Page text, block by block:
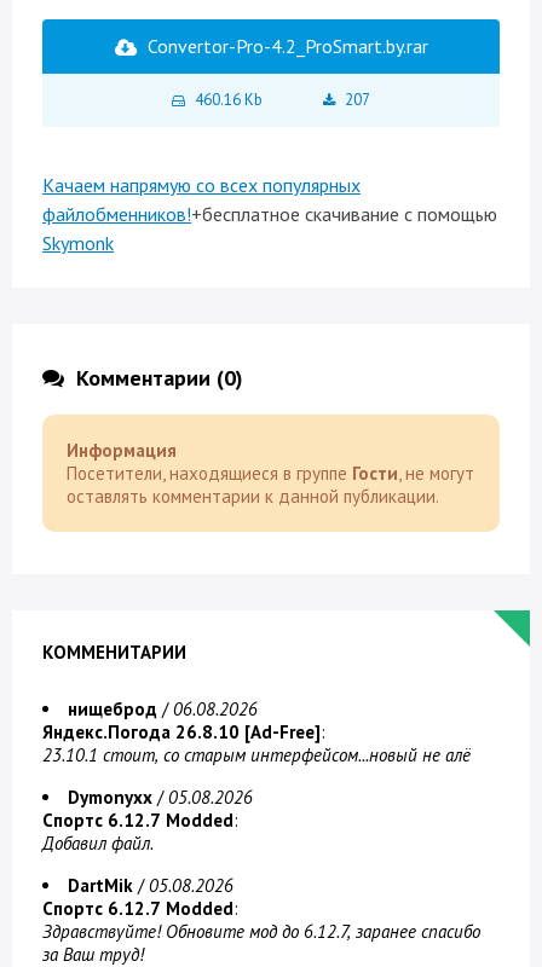
Convertor-Pro-4.2_ProSmart.by.rar
460.16 Kb 207
Качаем напрямую со всех популярных
файлобменников!+бесплатное скачивание с помощью
Skymonk
Комментарии (0)
Информация
Посетители, находящиеся в группе Гости, не могут
оставлять комментарии к данной публикации.
КОММЕНИТАРИИ
нищеброд /06.08.2026
Яндекс.Погода 26.8.10 [Ad-Free]:
23.10.1 стоит, со старым интерфейсом...новый не алё
Dymonyxx /05.08.2026
Спортс 6.12.7 Modded:
Добавил файл.
DartMik /05.08.2026
Спортс 6.12.7 Modded:
Здравствуйте! Обновите мод до 6.12.7, заранее спасибо
за Ваш труд!